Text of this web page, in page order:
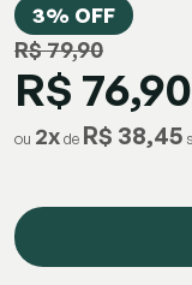
R$ 79,90
R$ 76,90
ou 2xde R$ 38,45
3% OFF